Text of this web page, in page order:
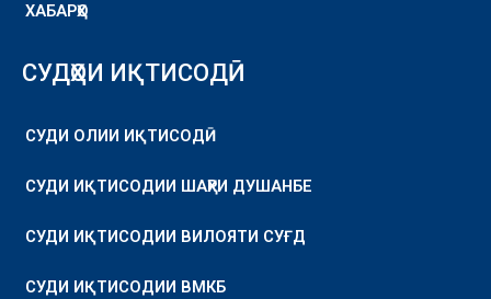
ХАБАРҲО
СУДҲОИ ИҚТИСОДӢ
СУДИ ОЛИИ ИҚТИСОДӢ
СУДИ ИҚТИСОДИИ ШАҲРИ ДУШАНБЕ
СУДИ ИҚТИСОДИИ ВИЛОЯТИ СУҒД
СУДИ ИҚТИСОДИИ ВМКБ